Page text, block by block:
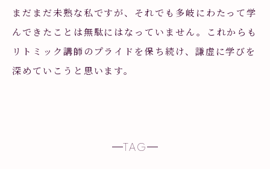
まだまだ未熟な私ですが、それでも多岐にわたって学
んできたことは無駄にはなっていません。これからも
リトミック講師のプライドを保ち続け、謙虚に学びを
深めていこうと思います。
TAG